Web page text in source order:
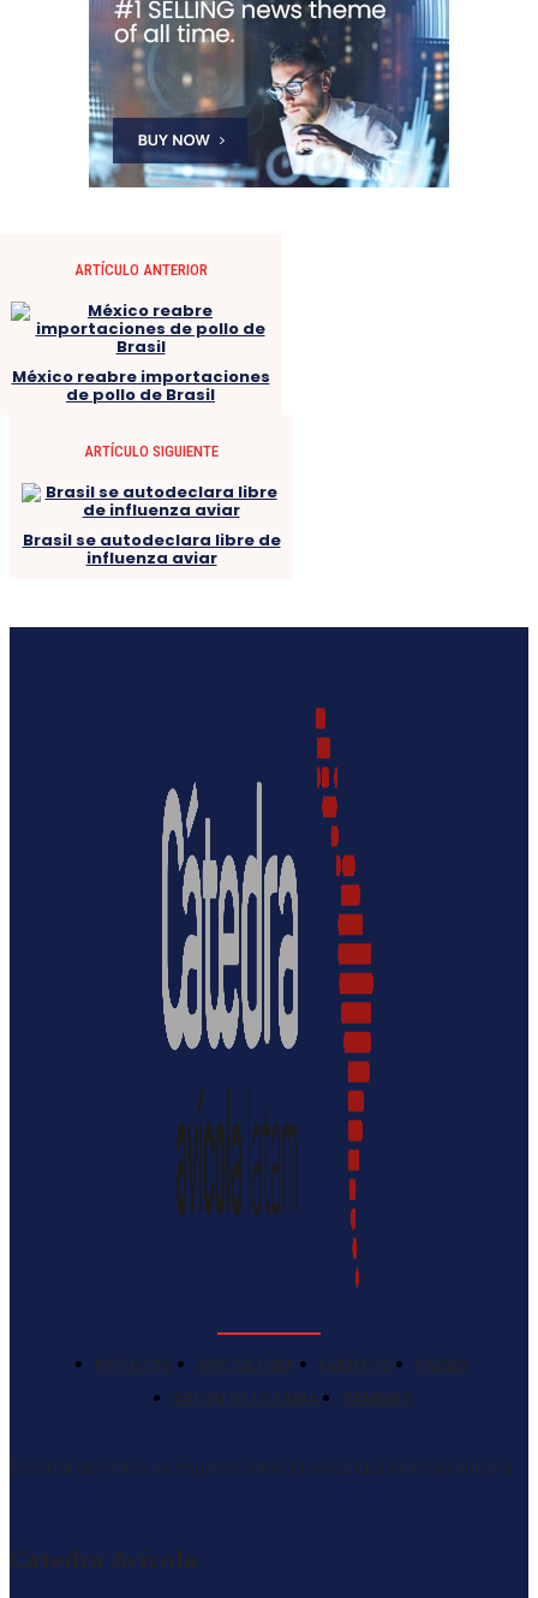
ARTÍCULO ANTERIOR
México reabre importaciones
de pollo de Brasil
ARTÍCULO SIGUIENTE
Brasil se autodeclara libre de
influenza aviar
NOTICIAS AVICULTURA EVENTOS
PAISES
SALÓN DE LA FAMA
RANKING
El portal definitivo en español sobre la avicultura latinoamericana
Catedra Avícola